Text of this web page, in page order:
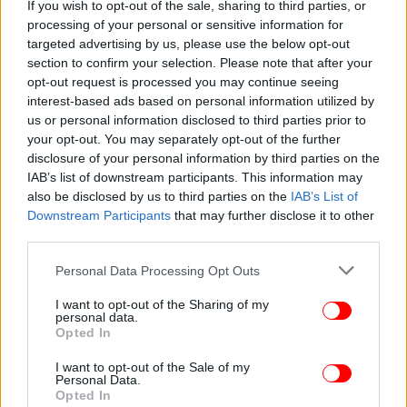
If you wish to opt-out of the sale, sharing to third parties, or
processing of your personal or sensitive information for
targeted advertising by us, please use the below opt-out
section to confirm your selection. Please note that after your
opt-out request is processed you may continue seeing
interest-based ads based on personal information utilized by
us or personal information disclosed to third parties prior to
your opt-out. You may separately opt-out of the further
disclosure of your personal information by third parties on the
IAB’s list of downstream participants. This information may
also be disclosed by us to third parties on the IAB’s List of
Downstream Participants that may further disclose it to other
Please note that this website/app uses one or more Google
not limited to your visit or usage behaviour. You may click to
grant or deny consent to Google and its third-party tags to
use your data for below specified purposes in below Google
consent section.
Personal Data Processing Opt Outs
I want to opt-out of the Sharing of my
personal data.
Opted In
I want to opt-out of the Sale of my
Personal Data.
Opted In
διάφορες, εξ Ασίας, πλατφόρμες που πωλούν είδη
σε εξευτελιστικές τιμές με μόνο στόχο τον
κατακλυσμό της αγοράς και την αποξένωση από
ευρωπαϊκά προϊόντα τα οποία αδυνατούν να
ανταγωνιστούν τα εισαγόμενα χαμηλού κόστους
και ποιότητας. Μάλιστα, η επιβολή τέλους δύο
ευρώ για τα 4,6 δισ. εισαγόμενα ετησίως εξ Ασίας
μικροδέματα αξίας έως 150 ευρώ, ουδόλως
ανταποκρίνεται στις απώλειες εσόδων από
δασμούς στην ΕΕ-27, γεγονός που επίσης επιβάλει